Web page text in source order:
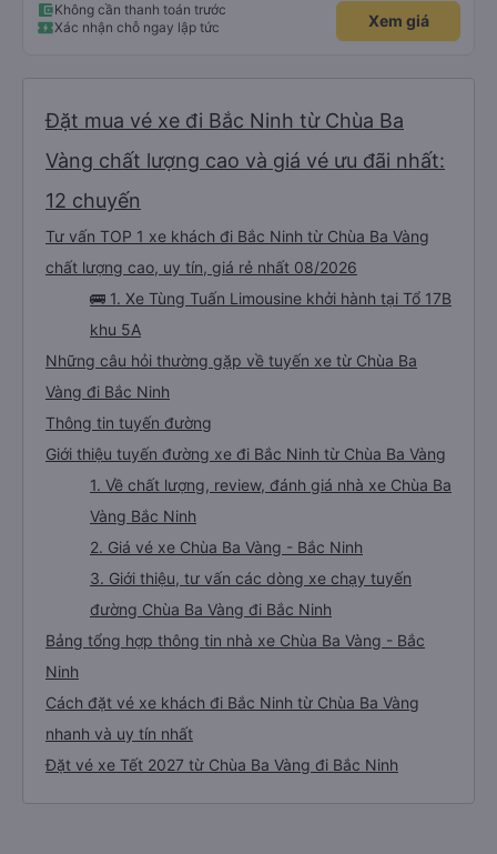
Không cần thanh toán trước
Xác nhận chỗ ngay lập tức
Xem giá
Đặt mua vé xe đi Bắc Ninh từ Chùa Ba
Vàng chất lượng cao và giá vé ưu đãi nhất:
12 chuyến
Tư vấn TOP 1 xe khách đi Bắc Ninh từ Chùa Ba Vàng
chất lượng cao, uy tín, giá rẻ nhất 08/2026
🚌 1. Xe Tùng Tuấn Limousine khởi hành tại Tổ 17B
khu 5A
Những câu hỏi thường gặp về tuyến xe từ Chùa Ba
Vàng đi Bắc Ninh
Thông tin tuyến đường
Giới thiệu tuyến đường xe đi Bắc Ninh từ Chùa Ba Vàng
1. Về chất lượng, review, đánh giá nhà xe Chùa Ba
Vàng Bắc Ninh
2. Giá vé xe Chùa Ba Vàng - Bắc Ninh
3. Giới thiệu, tư vấn các dòng xe chạy tuyến
đường Chùa Ba Vàng đi Bắc Ninh
Bảng tổng hợp thông tin nhà xe Chùa Ba Vàng - Bắc
Ninh
Cách đặt vé xe khách đi Bắc Ninh từ Chùa Ba Vàng
nhanh và uy tín nhất
Đặt vé xe Tết 2027 từ Chùa Ba Vàng đi Bắc Ninh